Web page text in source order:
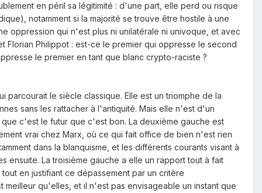
en péril sa légitimité : d'une part, elle perd ou risque
notamment si la majorité se trouve être hostile à une
oppression qui n'est plus ni unilatérale ni univoque, et avec
Florian Philippot : est-ce le premier qui oppresse le second
le premier en tant que blanc crypto-raciste ?
le siècle classique. Elle est un triomphe de la
sans les rattacher à l'antiquité. Mais elle n'est d'un
c'est le futur que c'est bon. La deuxième gauche est
vrai chez Marx, où ce qui fait office de bien n'est rien
dans la blanquisme, et les différents courants visant à
ensuite. La troisième gauche a elle un rapport tout à fait
en justifiant ce dépassement par un critère
qu'elles, et il n'est pas envisageable un instant que